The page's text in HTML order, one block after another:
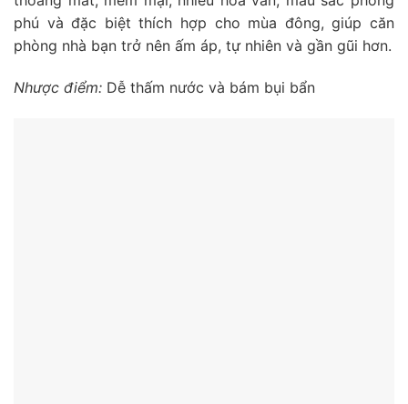
phú và đặc biệt thích hợp cho mùa đông, giúp căn
phòng nhà bạn trở nên ấm áp, tự nhiên và gần gũi hơn.
Nhược điểm: Dễ thấm nước và bám bụi bẩn